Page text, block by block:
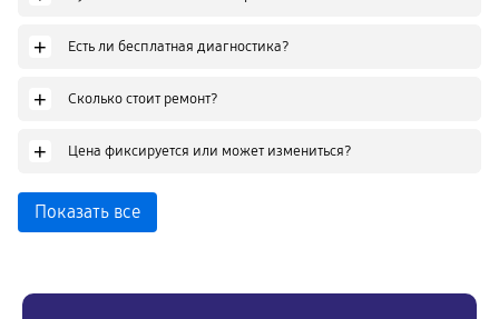
+ Есть ли бесплатная диагностика?
+ Сколько стоит ремонт?
+ Цена фиксируется или может измениться?
Показать все